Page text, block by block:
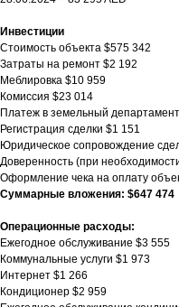
Инвестиции
Стоимость объекта $575 342
Затраты на ремонт $2 192
Меблировка $10 959
Комиссия $23 014
Платеж в земельный
Регистрация сделки $1 151
Юридическое сопровождение
Доверенность (при
Оформление чека на оплату
Суммарные вложения: $647 474
Операционные расходы:
Ежегодное обслуживание $3 555
Коммунальные услуги $1 973
Интернет $1 266
Кондиционер $2 959